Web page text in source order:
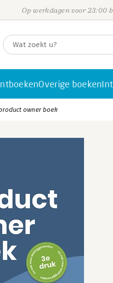
Op werkdagen voor 23:00
Overige boeken
owner boek